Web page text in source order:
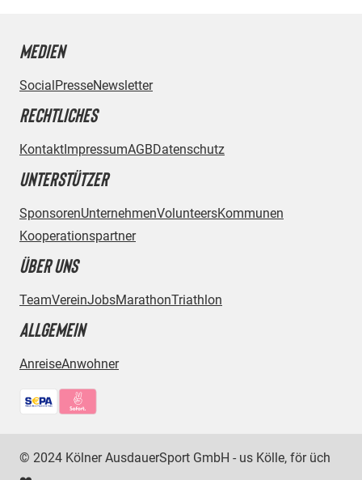
MEDIEN
Social PresseNewsletter
RECHTLICHES
Kontakt ImpressumAGBDatenschutz
UNTERSTÜTZER
SponsorenUnternehmenVolunteersKommunen
Kooperationspartner
ÜBER UNS
TeamVereinJobsMarathonTriathlon
ALLGEMEIN
AnreiseAnwohner
Bezahlmethoden:
© 2024 Kölner AusdauerSport GmbH - us Kölle, för üch